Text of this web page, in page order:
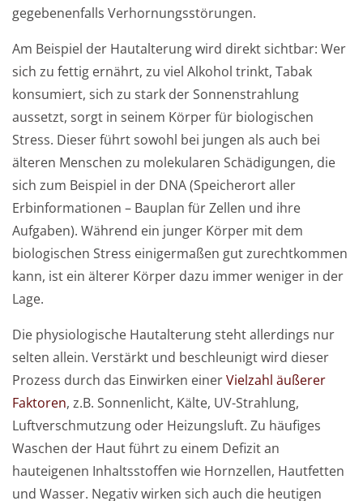
gegebenenfalls Verhornungsstörungen.
Am Beispiel der Hautalterung wird direkt sichtbar: Wer
sich zu fettig ernährt, zu viel Alkohol trinkt, Tabak
konsumiert, sich zu stark der Sonnenstrahlung
aussetzt, sorgt in seinem Körper für biologischen
Stress. Dieser führt sowohl bei jungen als auch bei
älteren Menschen zu molekularen Schädigungen, die
sich zum Beispiel in der DNA (Speicherort aller
Erbinformationen – Bauplan für Zellen und ihre
Aufgaben). Während ein junger Körper mit dem
biologischen Stress einigermaßen gut zurechtkommen
kann, ist ein älterer Körper dazu immer weniger in der
Lage.
Die physiologische Hautalterung steht allerdings nur
selten allein. Verstärkt und beschleunigt wird dieser
Prozess durch das Einwirken einerVielzahl äußerer
Faktoren, z.B. Sonnenlicht, Kälte, UV-Strahlung,
Luftverschmutzung oder Heizungsluft. Zu häufiges
Waschen der Haut führt zu einem Defizit an
hauteigenen Inhaltsstoffen wie Hornzellen, Hautfetten
und Wasser. Negativ wirken sich auch die heutigen